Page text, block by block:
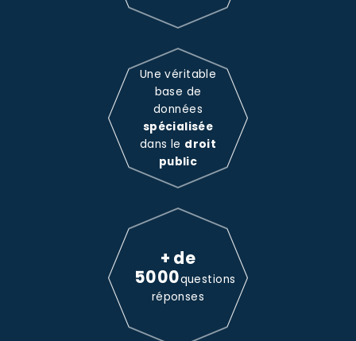
Une véritable
base de
données
spécialisée
dans le droit
public
+ de
5000questions
réponses